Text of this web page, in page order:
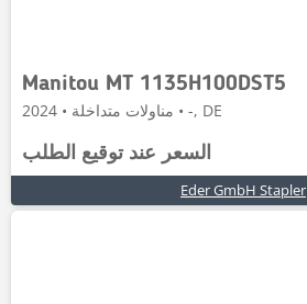
Manitou MT 1135H100DST5
مناولات متداخلة • 2024 • -, DE
السعر عند توقيع الطلب
Eder GmbH Stapler